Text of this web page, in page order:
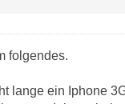
folgendes.
lange ein Iphone